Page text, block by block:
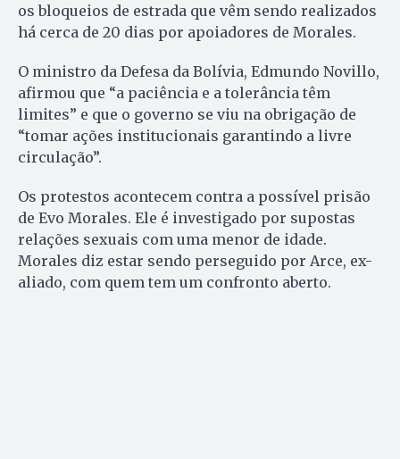
os bloqueios de estrada que vêm sendo realizados
há cerca de 20 dias por apoiadores de Morales.
O ministro da Defesa da Bolívia, Edmundo Novillo,
afirmou que “a paciência e a tolerância têm
limites” e que o governo se viu na obrigação de
“tomar ações institucionais garantindo a livre
circulação”.
Os protestos acontecem contra a possível prisão
de Evo Morales. Ele é investigado por supostas
relações sexuais com uma menor de idade.
Morales diz estar sendo perseguido por Arce, ex-
aliado, com quem tem um confronto aberto.